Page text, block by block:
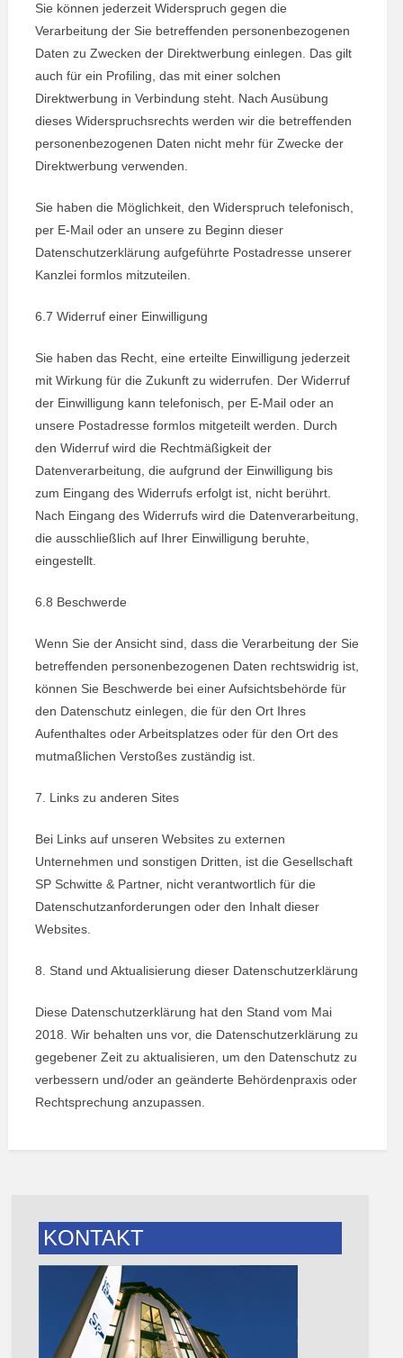
Sie können jederzeit Widerspruch gegen die
Verarbeitung der Sie betreffenden personenbezogenen
Daten zu Zwecken der Direktwerbung einlegen. Das gilt
auch für ein Profiling, das mit einer solchen
Direktwerbung in Verbindung steht. Nach Ausübung
dieses Widerspruchsrechts werden wir die betreffenden
personenbezogenen Daten nicht mehr für Zwecke der
Direktwerbung verwenden.
Sie haben die Möglichkeit, den Widerspruch telefonisch,
per E-Mail oder an unsere zu Beginn dieser
Datenschutzerklärung aufgeführte Postadresse unserer
Kanzlei formlos mitzuteilen.
6.7 Widerruf einer Einwilligung
Sie haben das Recht, eine erteilte Einwilligung jederzeit
mit Wirkung für die Zukunft zu widerrufen. Der Widerruf
der Einwilligung kann telefonisch, per E-Mail oder an
unsere Postadresse formlos mitgeteilt werden. Durch
den Widerruf wird die Rechtmäßigkeit der
Datenverarbeitung, die aufgrund der Einwilligung bis
zum Eingang des Widerrufs erfolgt ist, nicht berührt.
Nach Eingang des Widerrufs wird die Datenverarbeitung,
die ausschließlich auf Ihrer Einwilligung beruhte,
eingestellt.
6.8 Beschwerde
Wenn Sie der Ansicht sind, dass die Verarbeitung der Sie
betreffenden personenbezogenen Daten rechtswidrig ist,
können Sie Beschwerde bei einer Aufsichtsbehörde für
den Datenschutz einlegen, die für den Ort Ihres
Aufenthaltes oder Arbeitsplatzes oder für den Ort des
mutmaßlichen Verstoßes zuständig ist.
7. Links zu anderen Sites
Bei Links auf unseren Websites zu externen
Unternehmen und sonstigen Dritten, ist die Gesellschaft
SP Schwitte & Partner, nicht verantwortlich für die
Datenschutzanforderungen oder den Inhalt dieser
Websites.
8. Stand und Aktualisierung dieser Datenschutzerklärung
Diese Datenschutzerklärung hat den Stand vom Mai
2018. Wir behalten uns vor, die Datenschutzerklärung zu
gegebener Zeit zu aktualisieren, um den Datenschutz zu
verbessern und/oder an geänderte Behördenpraxis oder
Rechtsprechung anzupassen.
KONTAKT